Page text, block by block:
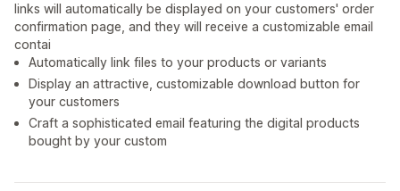
links will automatically be displayed on your customers' order
confirmation page, and they will receive a customizable email
contai
Automatically link files to your products or variants
Display an attractive, customizable download button for
your customers
Craft a sophisticated email featuring the digital products
bought by your custom